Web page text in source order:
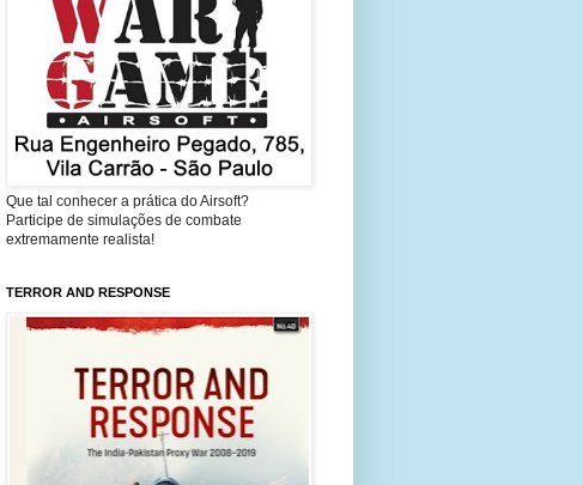
Que tal conhecer a prática do Airsoft?
Participe de simulações de combate
extremamente realista!
TERROR AND RESPONSE